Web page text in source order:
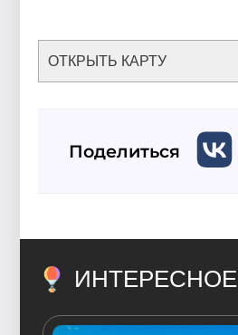
ОТКРЫТЬ КАРТУ
Поделиться
ИНТЕРЕСНОЕ